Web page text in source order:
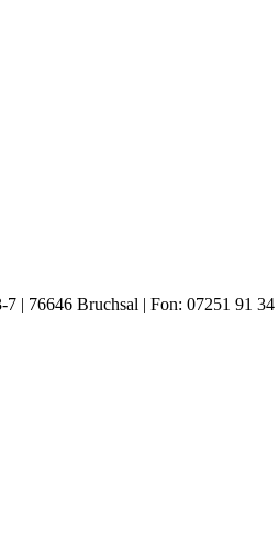
| 76646 Bruchsal | Fon: 07251 91